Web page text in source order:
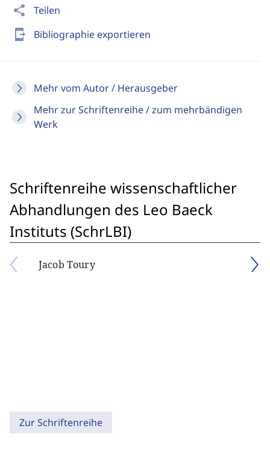
share Teilen
send_to_mobile Bibliographie exportieren
Mehr vom Autor / Herausgeber
Mehr zur Schriftenreihe / zum mehrbändigen
Werk
Schriftenreihe wissenschaftlicher
Abhandlungen des Leo Baeck
Instituts (SchrLBI)
Jacob Toury
Zur Schriftenreihe